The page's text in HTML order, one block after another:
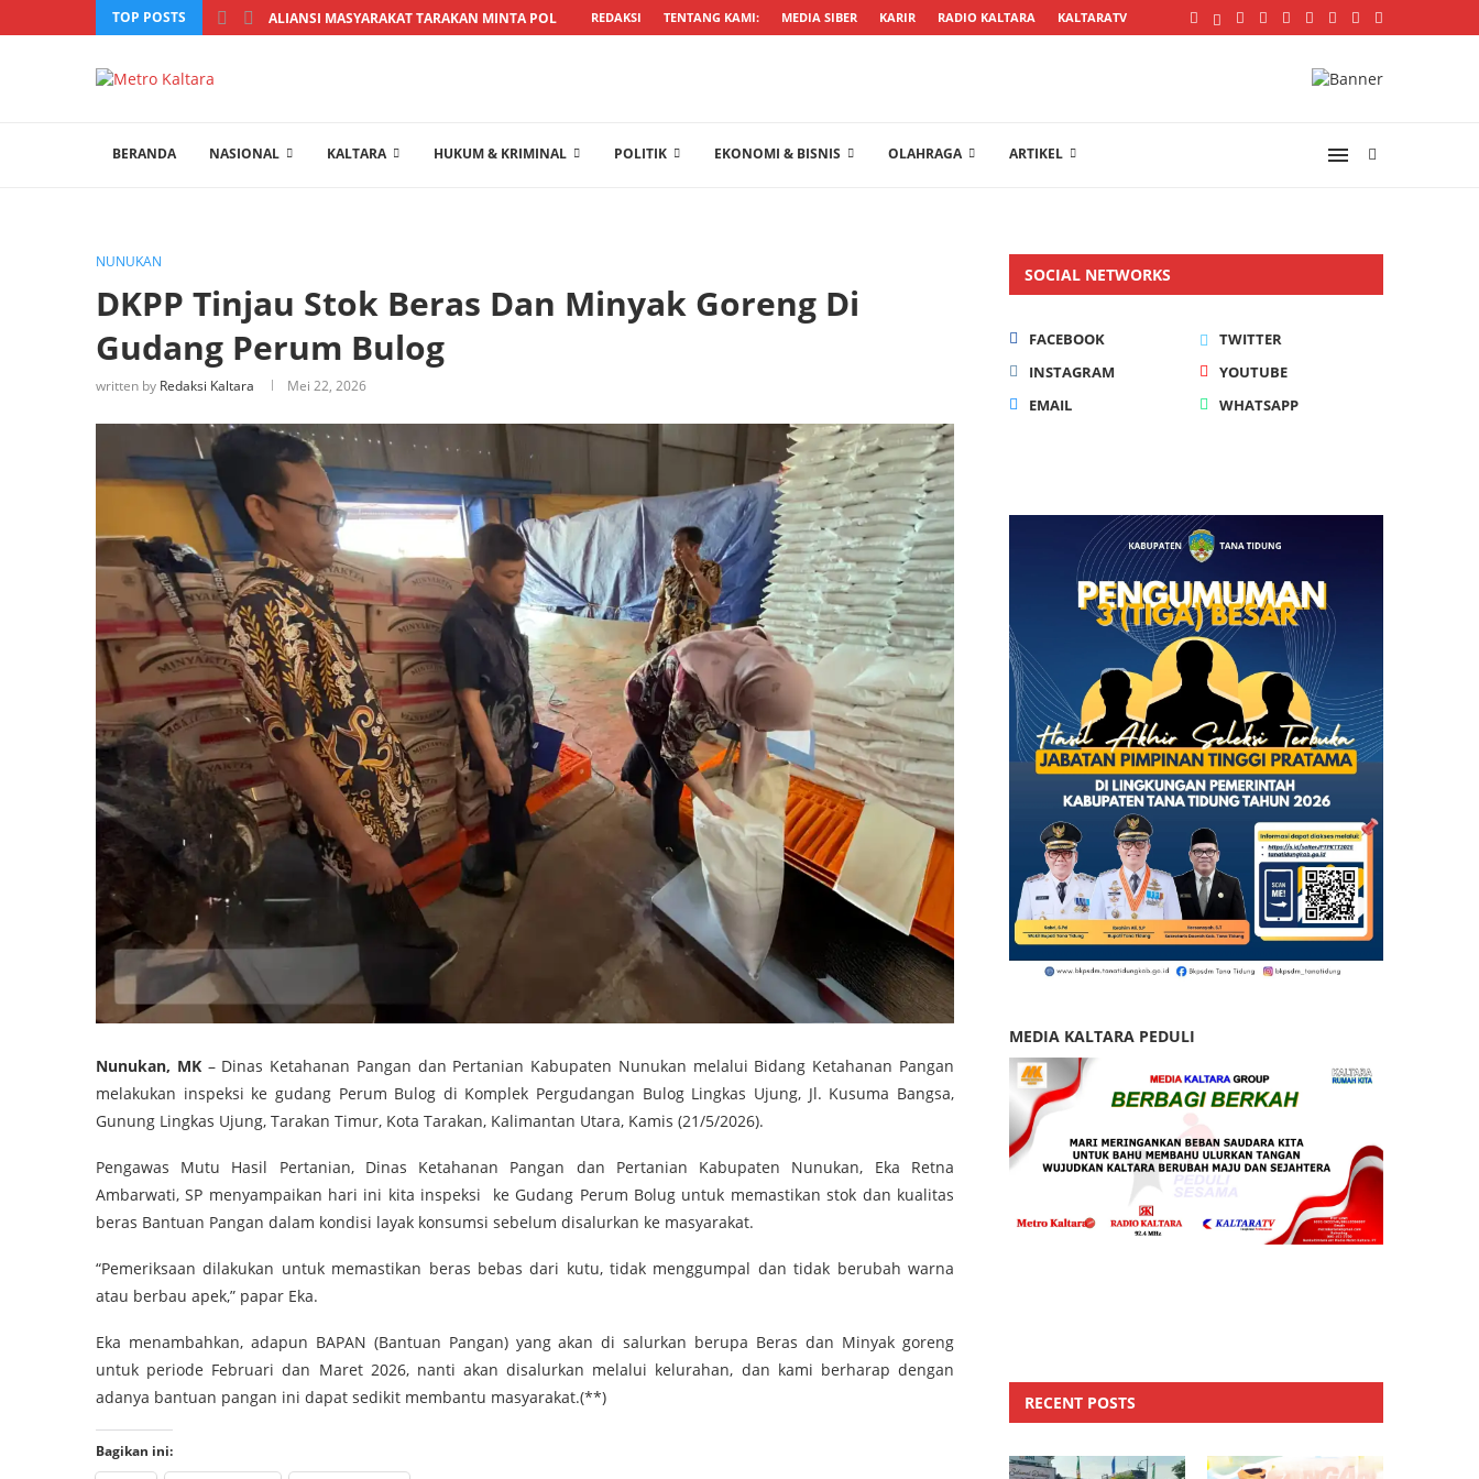
TOP POSTS ALIANSI MASYARAKAT TARAKAN MINTA POLISI TRANSPARAN USUT KASUS...
REDAKSI TENTANG KAMI: MEDIA SIBER KARIR RADIO KALTARA KALTARATV
BERANDA NASIONAL KALTARA HUKUM & KRIMINAL POLITIK EKONOMI & BISNIS OLAHRAGA ARTIKEL
NUNUKAN
DKPP Tinjau Stok Beras Dan Minyak Goreng Di
Gudang Perum Bulog
written by Redaksi Kaltara Mei 22, 2026
Nunukan, MK – Dinas Ketahanan Pangan dan Pertanian Kabupaten Nunukan melalui Bidang Ketahanan Pangan
melakukan inspeksi ke gudang Perum Bulog di Komplek Pergudangan Bulog Lingkas Ujung, Jl. Kusuma Bangsa,
Gunung Lingkas Ujung, Tarakan Timur, Kota Tarakan, Kalimantan Utara, Kamis (21/5/2026).
Pengawas Mutu Hasil Pertanian, Dinas Ketahanan Pangan dan Pertanian Kabupaten Nunukan, Eka Retna
Ambarwati, SP menyampaikan hari ini kita inspeksi ke Gudang Perum Bolug untuk memastikan stok dan kualitas
beras Bantuan Pangan dalam kondisi layak konsumsi sebelum disalurkan ke masyarakat.
“Pemeriksaan dilakukan untuk memastikan beras bebas dari kutu, tidak menggumpal dan tidak berubah warna
atau berbau apek,” papar Eka.
Eka menambahkan, adapun BAPAN (Bantuan Pangan) yang akan di salurkan berupa Beras dan Minyak goreng
untuk periode Februari dan Maret 2026, nanti akan disalurkan melalui kelurahan, dan kami berharap dengan
adanya bantuan pangan ini dapat sedikit membantu masyarakat.(**)
Bagikan ini:
SOCIAL NETWORKS
FACEBOOK
TWITTER
INSTAGRAM
YOUTUBE
EMAIL
WHATSAPP
MEDIA KALTARA PEDULI
RECENT POSTS